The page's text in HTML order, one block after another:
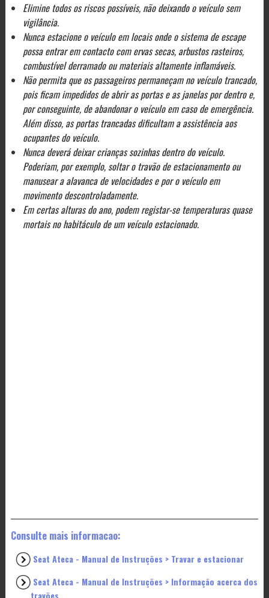
Elimine todos os riscos possíveis, não deixando o veículo sem
vigilância.
Nunca estacione o veículo em locais onde o sistema de escape
possa entrar em contacto com ervas secas, arbustos rasteiros,
combustível derramado ou materiais altamente inflamáveis.
Não permita que os passageiros permaneçam no veículo trancado,
pois ficam impedidos de abrir as portas e as janelas por dentro e,
por conseguinte, de abandonar o veículo em caso de emergência.
Além disso, as portas trancadas dificultam a assistência aos
ocupantes do veículo.
Nunca deverá deixar crianças sozinhas dentro do veículo.
Poderiam, por exemplo, soltar o travão de estacionamento ou
manusear a alavanca de velocidades e por o veículo em
movimento descontroladamente.
Em certas alturas do ano, podem registar-se temperaturas quase
mortais no habitáculo de um veículo estacionado.
Consulte mais informacao:
Seat Ateca - Manual de Instruções > Travar e estacionar
Seat Ateca - Manual de Instruções > Informação acerca dos
travões